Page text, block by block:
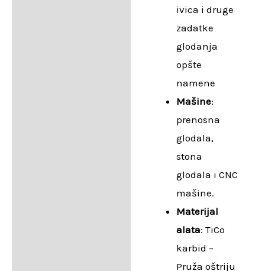
ivica i druge
zadatke
glodanja
opšte
namene
Mašine:
prenosna
glodala,
stona
glodala i CNC
mašine.
Materijal
alata: TiCo
karbid –
Pruža oštriju